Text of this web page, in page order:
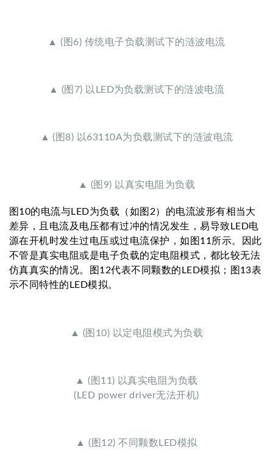
▲ (图6) 传统电子负载测试下的涟波电流
▲ (图7) 以LED为负载测试下的涟波电流
▲ (图8) 以63110A为负载测试下的涟波电流
▲ (图9) 以真实电阻为负载
图10的电流与LED为负载（如图2）的电流波形有相当大
差异，且电流及电压都有过冲的情况发生，易导致LED电
源在开机时发生过电压或过电流保护，如图11所示。因此
不管是真实电阻或是电子负载的定电阻模式，都比较无法
仿真真实的情况。图12代表不同颗数的LED模拟；图13表
示不同特性的LED模拟。
▲ (图10) 以定电阻模式为负载
▲ (图11) 以真实电阻为负载
(LED power driver无法开机)
▲ (图12) 不同颗数LED模拟